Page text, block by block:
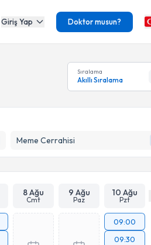
Giriş Yap Doktor musun?
Sıralama
Akıllı Sıralama
Meme Cerrahisi
8 Ağu
Cmt
9 Ağu
Paz
10 Ağu
Pzt
09:00
09:30